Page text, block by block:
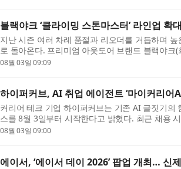
블랙야크 ‘클라이밍 스톤마스터’ 라인업 확
지난 시즌 여러 차례 품절과 리오더를 거듭하며
로 돌아온다. 프리미엄 아웃도어 브랜드 블랙야
울...
08월 03일 09:09
하이퍼커브, AI 취업 에이전트 ‘마이커리
커리어 테크 기업 하이퍼커브는 기존 AI 글짓기의
스를 8월 3일부터 시작한다고 밝혔다. 최근 채용
‘AI...
08월 03일 09:00
에이서, ‘에이서 데이 2026’ 팝업 개최… 신